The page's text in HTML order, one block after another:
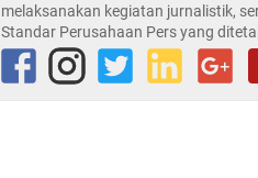
melaksanakan kegiatan jurnalistik,
Standar Perusahaan Pers yang